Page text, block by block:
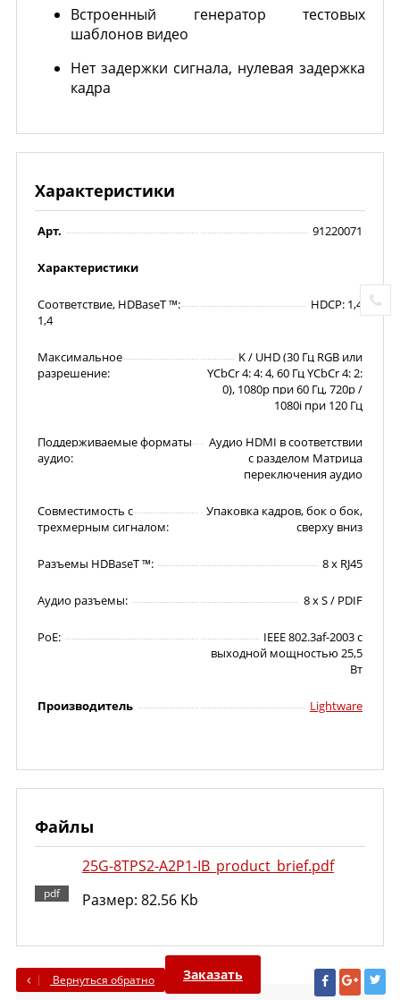
Встроенный генератор тестовых
шаблонов видео
Нет задержки сигнала, нулевая задержка
кадра
Характеристики
Арт. 91220071
Характеристики
Соответствие, HDBaseT ™:
1,4
HDCP: 1,4
Максимальное
разрешение:
K / UHD (30 Гц RGB или
YCbCr 4: 4: 4, 60 Гц YCbCr 4: 2:
0), 1080p при 60 Гц, 720p /
1080i при 120 Гц
Поддерживаемые форматы
аудио:
Аудио HDMI в соответствии
с разделом Матрица
переключения аудио
Совместимость с
трехмерным сигналом:
Упаковка кадров, бок о бок,
сверху вниз
Разъемы HDBaseT ™: 8 х RJ45
Аудио разъемы: 8 х S / PDIF
PoE:
IEEE 802.3af-2003 с
выходной мощностью 25,5
Вт
Производитель Lightware
Файлы
25G-8TPS2-A2P1-IB_product_brief.pdf
Размер: 82.56 Kb
Вернуться обратно Заказать